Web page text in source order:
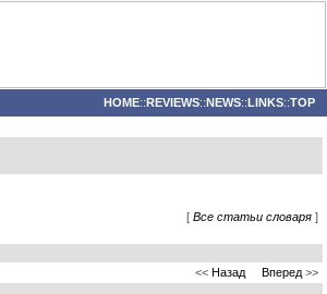
HOME::REVIEWS::NEWS::LINKS::TOP
[ Все статьи словаря ]
<< Назад Вперед >>